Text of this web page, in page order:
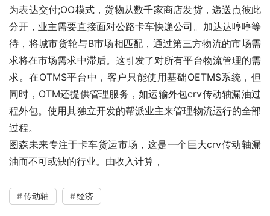
为表达交付;OO模式，货物从数千家商店发货，递送点彼此
分开，业主需要直接面对公路卡车快递公司。加达达哼哼等
待，将城市货轮与B市场相匹配，通过第三方物流的市场需
求将在市场需求中滞后。这引发了对所有平台物流管理的需
求。在OTMS平台中，客户只能使用基础OETMS系统，但
同时，OTM还提供管理服务，如运输外包crv传动轴漏油过
程外包。使用其独立开发的帮派业主来管理物流运行的全部
过程。
图森未来专注于卡车货运市场，这是一个巨大crv传动轴漏
油而不可或缺的行业。由收入计算，
传动轴 经济